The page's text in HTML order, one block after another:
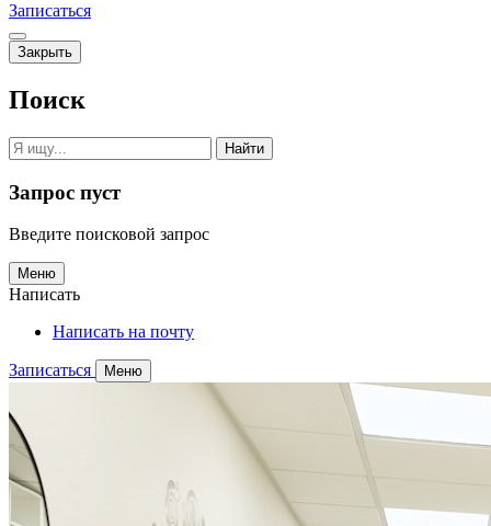
Записаться
Закрыть
Поиск
Найти
Запрос пуст
Введите поисковой запрос
Меню
Написать
Написать на почту
Записаться Меню